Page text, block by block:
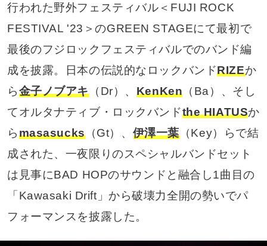
行われた野外フェスティバル＜FUJI ROCK
FESTIVAL '23＞のGREEN STAGEにて最初で
最後のフジロックフェスティバルでのバンド編
成を披露。日本の伝説的なロックバンドRIZEか
ら金子ノブアキ（Dr）、 KenKen （Ba）、そし
てオルタナティブ・ロックバンドthe HIATUSか
らmasasucks（Gt）、 伊澤一葉（Key）らで結
成された、一夜限りのスペシャルバンドセット
は見事にBAD HOPのサウンドと融合し1曲目の
「Kawasaki Drift」から破壊力全開の勢いでパ
フォーマンスを披露した。